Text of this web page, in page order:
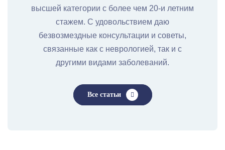
высшей категории с более чем 20-и летним
стажем. С удовольствием даю
безвозмездные консультации и советы,
связанные как с неврологией, так и с
другими видами заболеваний.
Все статьи